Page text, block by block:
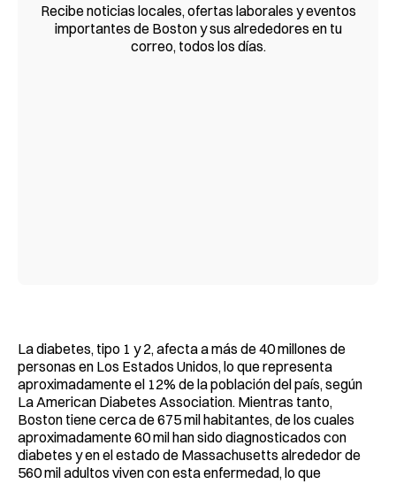
Recibe noticias locales, ofertas laborales y eventos
importantes de Boston y sus alrededores en tu
correo, todos los días.
La diabetes, tipo 1 y 2, afecta a más de 40 millones de
personas en Los Estados Unidos, lo que representa
aproximadamente el 12% de la población del país, según
La American Diabetes Association. Mientras tanto,
Boston tiene cerca de 675 mil habitantes, de los cuales
aproximadamente 60 mil han sido diagnosticados con
diabetes y en el estado de Massachusetts alrededor de
560 mil adultos viven con esta enfermedad, lo que